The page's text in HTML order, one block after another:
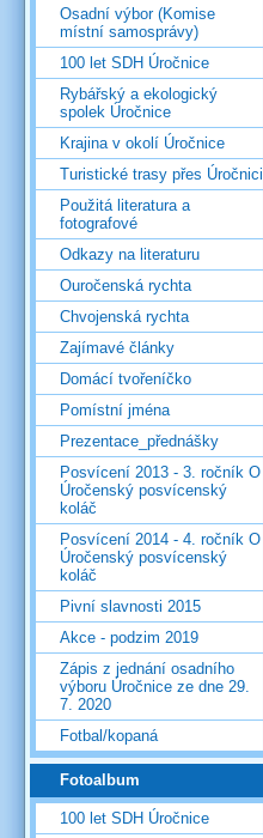
Osadní výbor (Komise
místní samosprávy)
100 let SDH Úročnice
Rybářský a ekologický
spolek Úročnice
Krajina v okolí Úročnice
Turistické trasy přes Úročnici
Použitá literatura a
fotografové
Odkazy na literaturu
Ouročenská rychta
Chvojenská rychta
Zajímavé články
Domácí tvořeníčko
Pomístní jména
Prezentace_přednášky
Posvícení 2013 - 3. ročník O
Úročenský posvícenský
koláč
Posvícení 2014 - 4. ročník O
Úročenský posvícenský
koláč
Pivní slavnosti 2015
Akce - podzim 2019
Zápis z jednání osadního
výboru Úročnice ze dne 29.
7. 2020
Fotbal/kopaná
Fotoalbum
100 let SDH Úročnice